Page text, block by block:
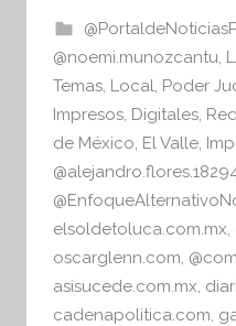
b
o
o
k
A
p
p
@noemi.munozcantu
Temas Local Poder
Impresos Digitales
de México El Valle
elsoldetoluca.com.mx
oscarglenn.com
asisucede.com.mx
cadenapolitica.com